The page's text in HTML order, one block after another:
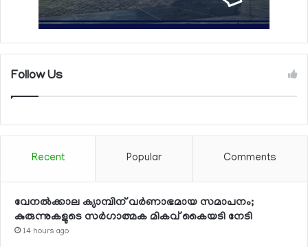
Follow Us
Recent Popular Comments
വേനല്‍ക്കാല ക്യാമ്പിന് വര്‍ണാഭമായ സമാപനം;
കുരുന്നുകളുടെ സര്‍ഗാത്മക മികവ് കൈയടി നേടി
14 hours ago